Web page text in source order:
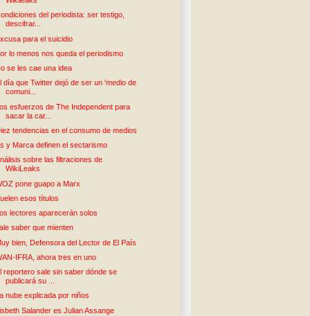
del periodista: ser testigo,
descifrar...
para el suicidio
lo menos nos queda el periodismo
se les cae una idea
día que Twitter dejó de ser un 'medio de
comuni...
esfuerzos de The Independent para
sacar la car...
tendencias en el consumo de medios
y Marca definen el sectarismo
sobre las filtraciones de
WikiLeaks
pone guapo a Marx
esos títulos
lectores aparecerán solos
saber que mienten
bien, Defensora del Lector de El País
IFRA, ahora tres en uno
reportero sale sin saber dónde se
publicará su ...
La nube explicada por niños
Salander es Julian Assange